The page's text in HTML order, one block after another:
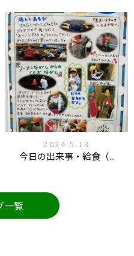
2024.5.13
今日の出来事・給食（...
一覧